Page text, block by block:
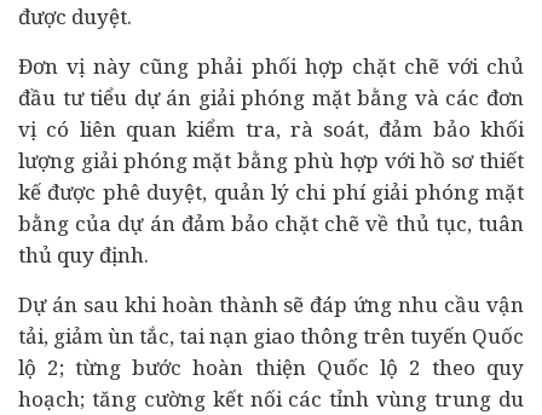
được duyệt.
Đơn vị này cũng phải phối hợp chặt chẽ với chủ
đầu tư tiểu dự án giải phóng mặt bằng và các đơn
vị có liên quan kiểm tra, rà soát, đảm bảo khối
lượng giải phóng mặt bằng phù hợp với hồ sơ thiết
kế được phê duyệt, quản lý chi phí giải phóng mặt
bằng của dự án đảm bảo chặt chẽ về thủ tục, tuân
thủ quy định.
Dự án sau khi hoàn thành sẽ đáp ứng nhu cầu vận
tải, giảm ùn tắc, tai nạn giao thông trên tuyến Quốc
lộ 2; từng bước hoàn thiện Quốc lộ 2 theo quy
hoạch; tăng cường kết nối các tỉnh vùng trung du